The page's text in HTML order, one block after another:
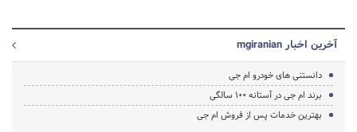
آخرین اخبار mgiranian
دانستنی های خودرو ام جی
برند ام جی در آستانه 100 سالگی
بهترین خدمات پس از فروش ام جی